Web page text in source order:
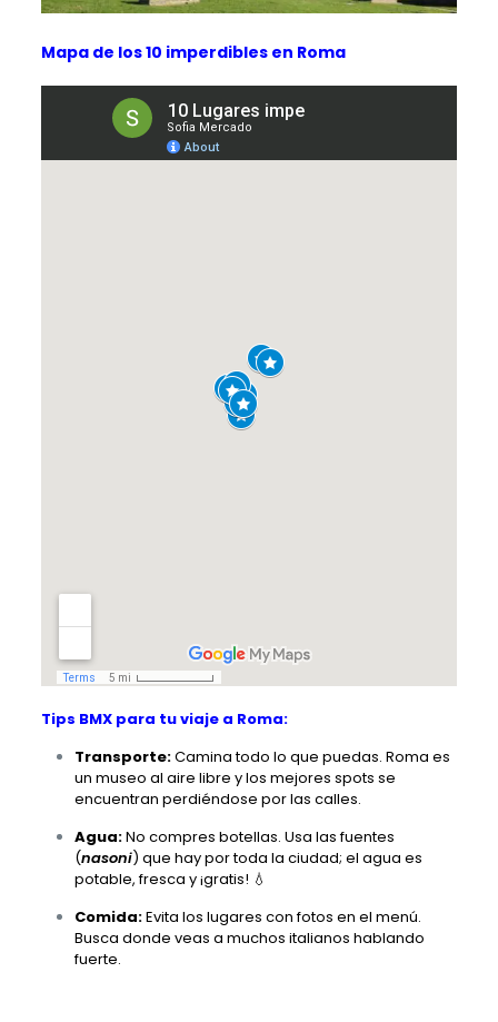
Mapa de los 10 imperdibles en Roma
Tips BMX para tu viaje a Roma:
Transporte:Camina todo lo que puedas. Roma es
un museo al aire libre y los mejores spots se
encuentran perdiéndose por las calles.
Agua:No compres botellas. Usa las fuentes
(nasoni) que hay por toda la ciudad; el agua es
potable, fresca y ¡gratis! 💧
Comida:Evita los lugares con fotos en el menú.
Busca donde veas a muchos italianos hablando
fuerte.